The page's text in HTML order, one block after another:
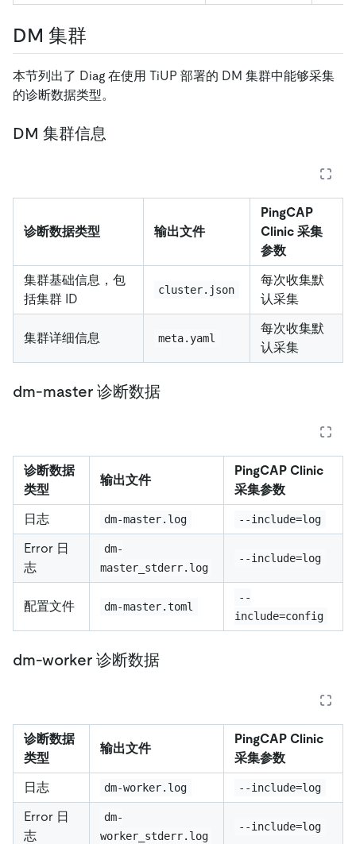
DM 集群
本节列出了 Diag 在使用 TiUP 部署的 DM 集群中能够采集
的诊断数据类型。
DM 集群信息
诊断数据类型 输出文件
PingCAP
Clinic 采集
参数
集群基础信息，包
括集群 ID
cluster.json
每次收集默
认采集
集群详细信息 meta.yaml
每次收集默
认采集
dm-master 诊断数据
诊断数据
类型
输出文件
PingCAP Clinic
采集参数
日志
dm-master.log --include=log
Error 日
志
dm-
master_stderr.log
--include=log
配置文件 dm-master.toml
--
include=config
dm-worker 诊断数据
诊断数据
类型
输出文件
PingCAP Clinic
采集参数
日志
dm-worker.log --include=log
Error 日
志
dm-
worker_stderr.log
--include=log